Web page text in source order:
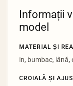
Informații
model
MATERIAL ȘI
in, bumbac, lână,
CROIALĂ ȘI